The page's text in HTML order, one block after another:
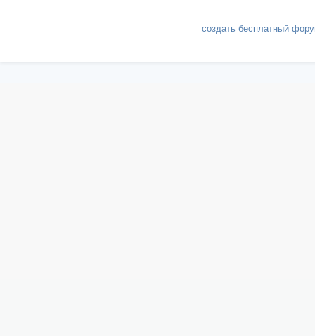
создать бесплатный